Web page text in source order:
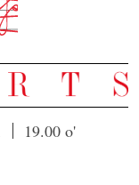
19.00 o'